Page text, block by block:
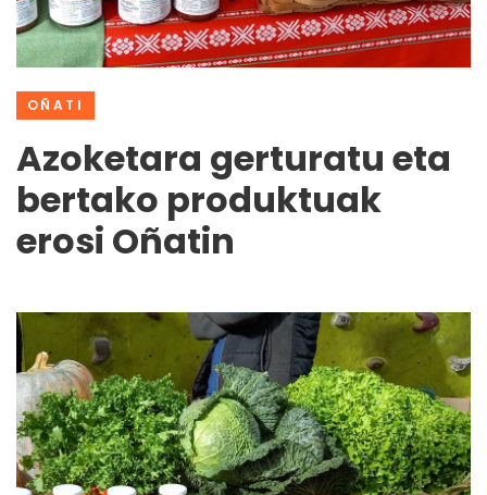
OÑATI
Azoketara gerturatu eta
bertako produktuak
erosi Oñatin